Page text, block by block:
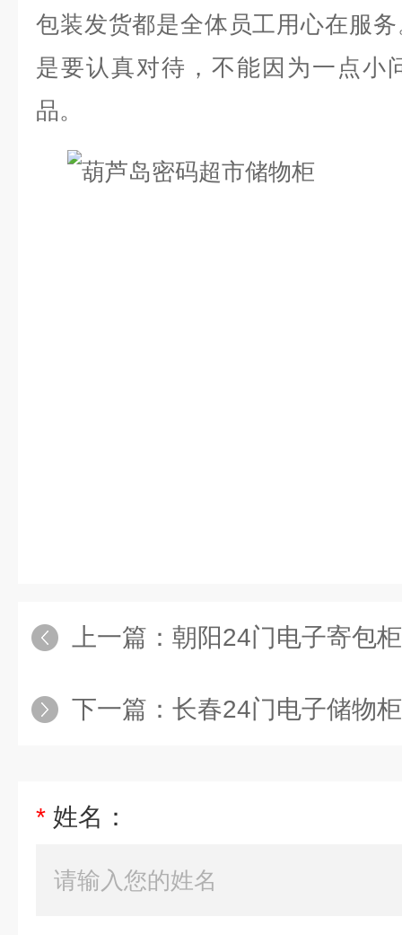
包装发货都是全体员工用心在服
是要认真对待，不能因为一点小
品。
上一篇： 朝阳24门电子寄包柜
下一篇： 长春24门电子储物柜
* 姓名：